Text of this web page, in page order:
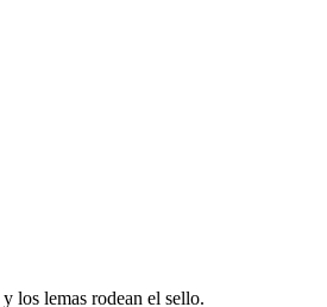
los lemas rodean el sello.